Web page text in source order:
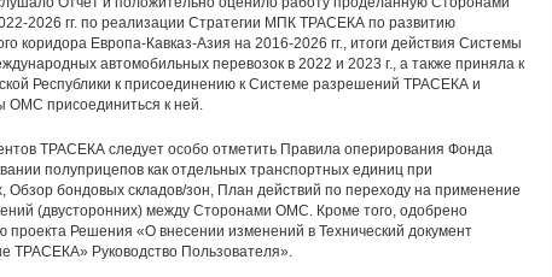
2026 гг. по реализации Стратегии МПК ТРАСЕКА по развитию
коридора Европа-Кавказ-Азия на 2016-2026 гг., итоги действия Системы
автомобильных перевозок в 2022 и 2023 г., а также приняла к
Республики к присоединению к Системе разрешений ТРАСЕКА и
ОМС присоединиться к ней.
ТРАСЕКА следует особо отметить Правила оперирования Фонда
полуприцепов как отдельных транспортных единиц при
Обзор бондовых складов/зон, План действий по переходу на применение
(двусторонних) между Сторонами ОМС. Кроме того, одобрено
Решения «О внесении изменений в Технический документ
ТРАСЕКА» Руководство Пользователя».